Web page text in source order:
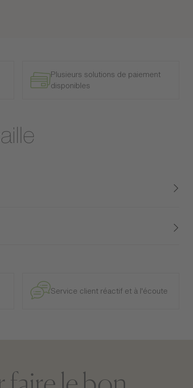
Plusieurs solutions de paiement
disponibles
Service client réactif et à l'écoute